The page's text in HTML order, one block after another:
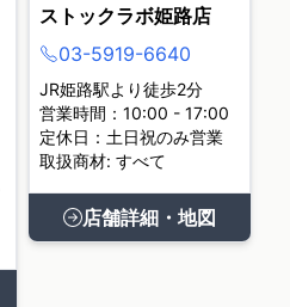
ストックラボ姫路店
03-5919-6640
JR姫路駅より徒歩2分
営業時間：10:00 - 17:00
定休日：土日祝のみ営業
取扱商材: すべて
店舗詳細・地図